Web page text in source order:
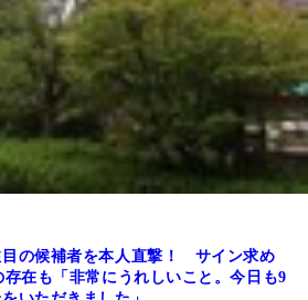
目の候補者を本人直撃！ サイン求め
在も「非常にうれしいこと。今日も9